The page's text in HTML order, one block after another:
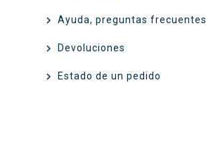
 Ayuda, preguntas frecuentes
 Devoluciones
 Estado de un pedido